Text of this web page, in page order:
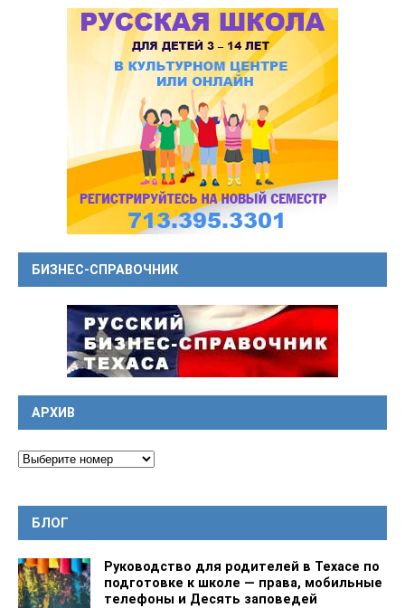
БИЗНЕС-СПРАВОЧНИК
АРХИВ
БЛОГ
Руководство для родителей в Техасе по
подготовке к школе — права, мобильные
телефоны и Десять заповедей